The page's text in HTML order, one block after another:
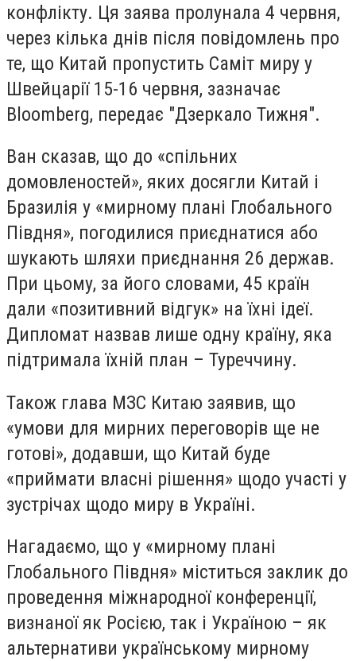
конфлікту. Ця заява пролунала 4 червня,
через кілька днів після повідомлень про
те, що Китай пропустить Саміт миру у
Швейцарії 15-16 червня, зазначає
Bloomberg, передає "Дзеркало Тижня".
Ван сказав, що до «спільних
домовленостей», яких досягли Китай і
Бразилія у «мирному плані Глобального
Півдня», погодилися приєднатися або
шукають шляхи приєднання 26 держав.
При цьому, за його словами, 45 країн
дали «позитивний відгук» на їхні ідеї.
Дипломат назвав лише одну країну, яка
підтримала їхній план – Туреччину.
Також глава МЗС Китаю заявив, що
«умови для мирних переговорів ще не
готові», додавши, що Китай буде
«приймати власні рішення» щодо участі у
зустрічах щодо миру в Україні.
Нагадаємо, що у «мирному плані
Глобального Півдня» міститься заклик до
проведення міжнародної конференції,
визнаної як Росією, так і Україною – як
альтернативи українському мирному